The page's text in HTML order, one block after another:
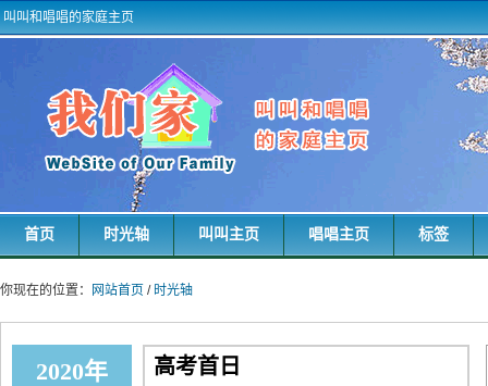
叫叫和唱唱的家庭主页
首页 时光轴 叫叫主页 唱唱主页 标签
你现在的位置： 网站首页 / 时光轴
2020年 高考首日